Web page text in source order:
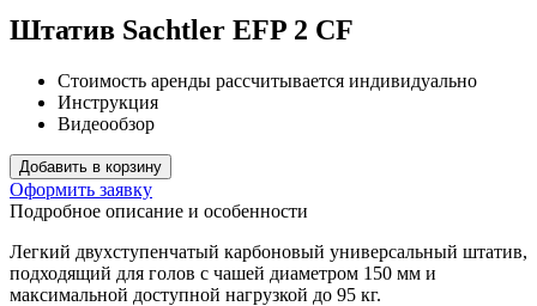
Штатив Sachtler EFP 2 CF
Стоимость аренды рассчитывается индивидуально
Инструкция
Видеообзор
Добавить в корзину
Оформить заявку
Подробное описание и особенности
Легкий двухступенчатый карбоновый универсальный штатив,
подходящий для голов с чашей диаметром 150 мм и
максимальной доступной нагрузкой до 95 кг.